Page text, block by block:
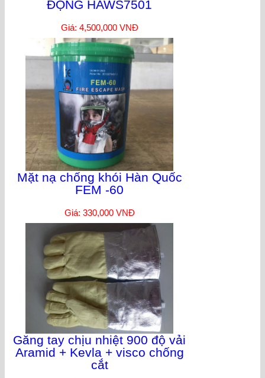
ĐỘNG HAWS7501
Giá: 4,500,000 VNĐ
Mặt nạ chống khói Hàn Quốc
FEM -60
Giá: 330,000 VNĐ
Găng tay chịu nhiệt 900 độ vải
Aramid + Kevla + visco chống
cắt